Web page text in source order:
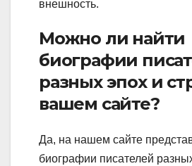
внешность.
Можно ли найти
биографии
разных эпох и
вашем сайте?
Да, на нашем сайте
биографии писателей